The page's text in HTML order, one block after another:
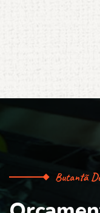
Butantã